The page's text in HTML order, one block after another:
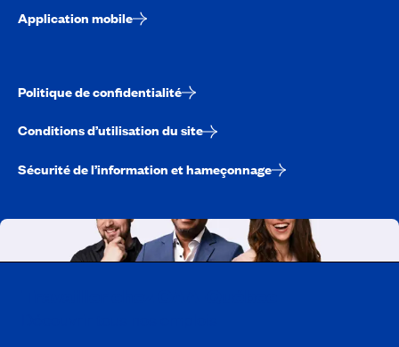
Application mobile
Politique de confidentialité
Conditions d’utilisation du site
Sécurité de l’information et hameçonnage